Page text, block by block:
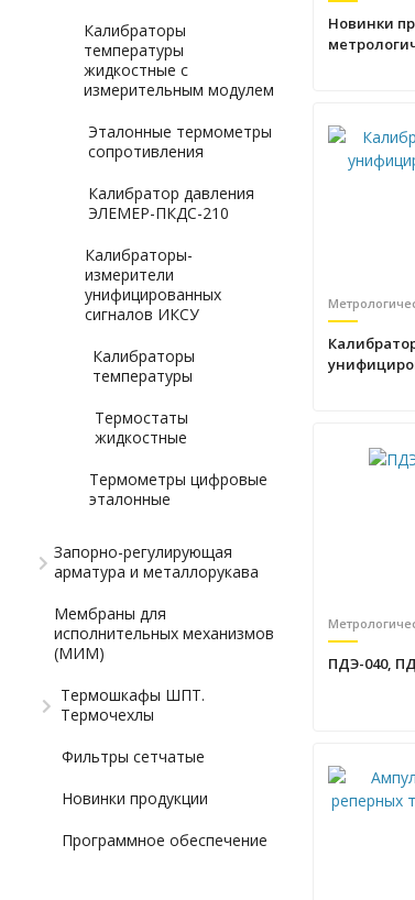
Калибраторы
температуры
жидкостные с
измерительным модулем
Эталонные термометры
сопротивления
Калибратор давления
ЭЛЕМЕР-ПКДС-210
Калибраторы-
измерители
унифицированных
сигналов ИКСУ
Калибраторы
температуры
Термостаты
жидкостные
Термометры цифровые
эталонные
Запорно-регулирующая
арматура и металлорукава
Мембраны для
исполнительных механизмов
(МИМ)
Термошкафы ШПТ.
Термочехлы
Фильтры сетчатые
Новинки продукции
Программное обеспечение
Новинки
ПДЭ-040,